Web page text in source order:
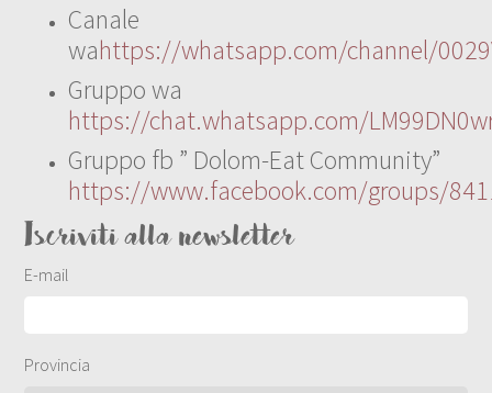
Canale
wahttps://whatsapp.com/channel/
Gruppo wa
https://chat.whatsapp.com/
Gruppo fb ” Dolom-Eat Community”
https://www.facebook.com/groups/
Iscriviti alla newsletter
E-mail
Provincia